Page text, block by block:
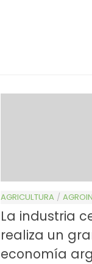
AGRICULTURA /
La industria
realiza un
economía